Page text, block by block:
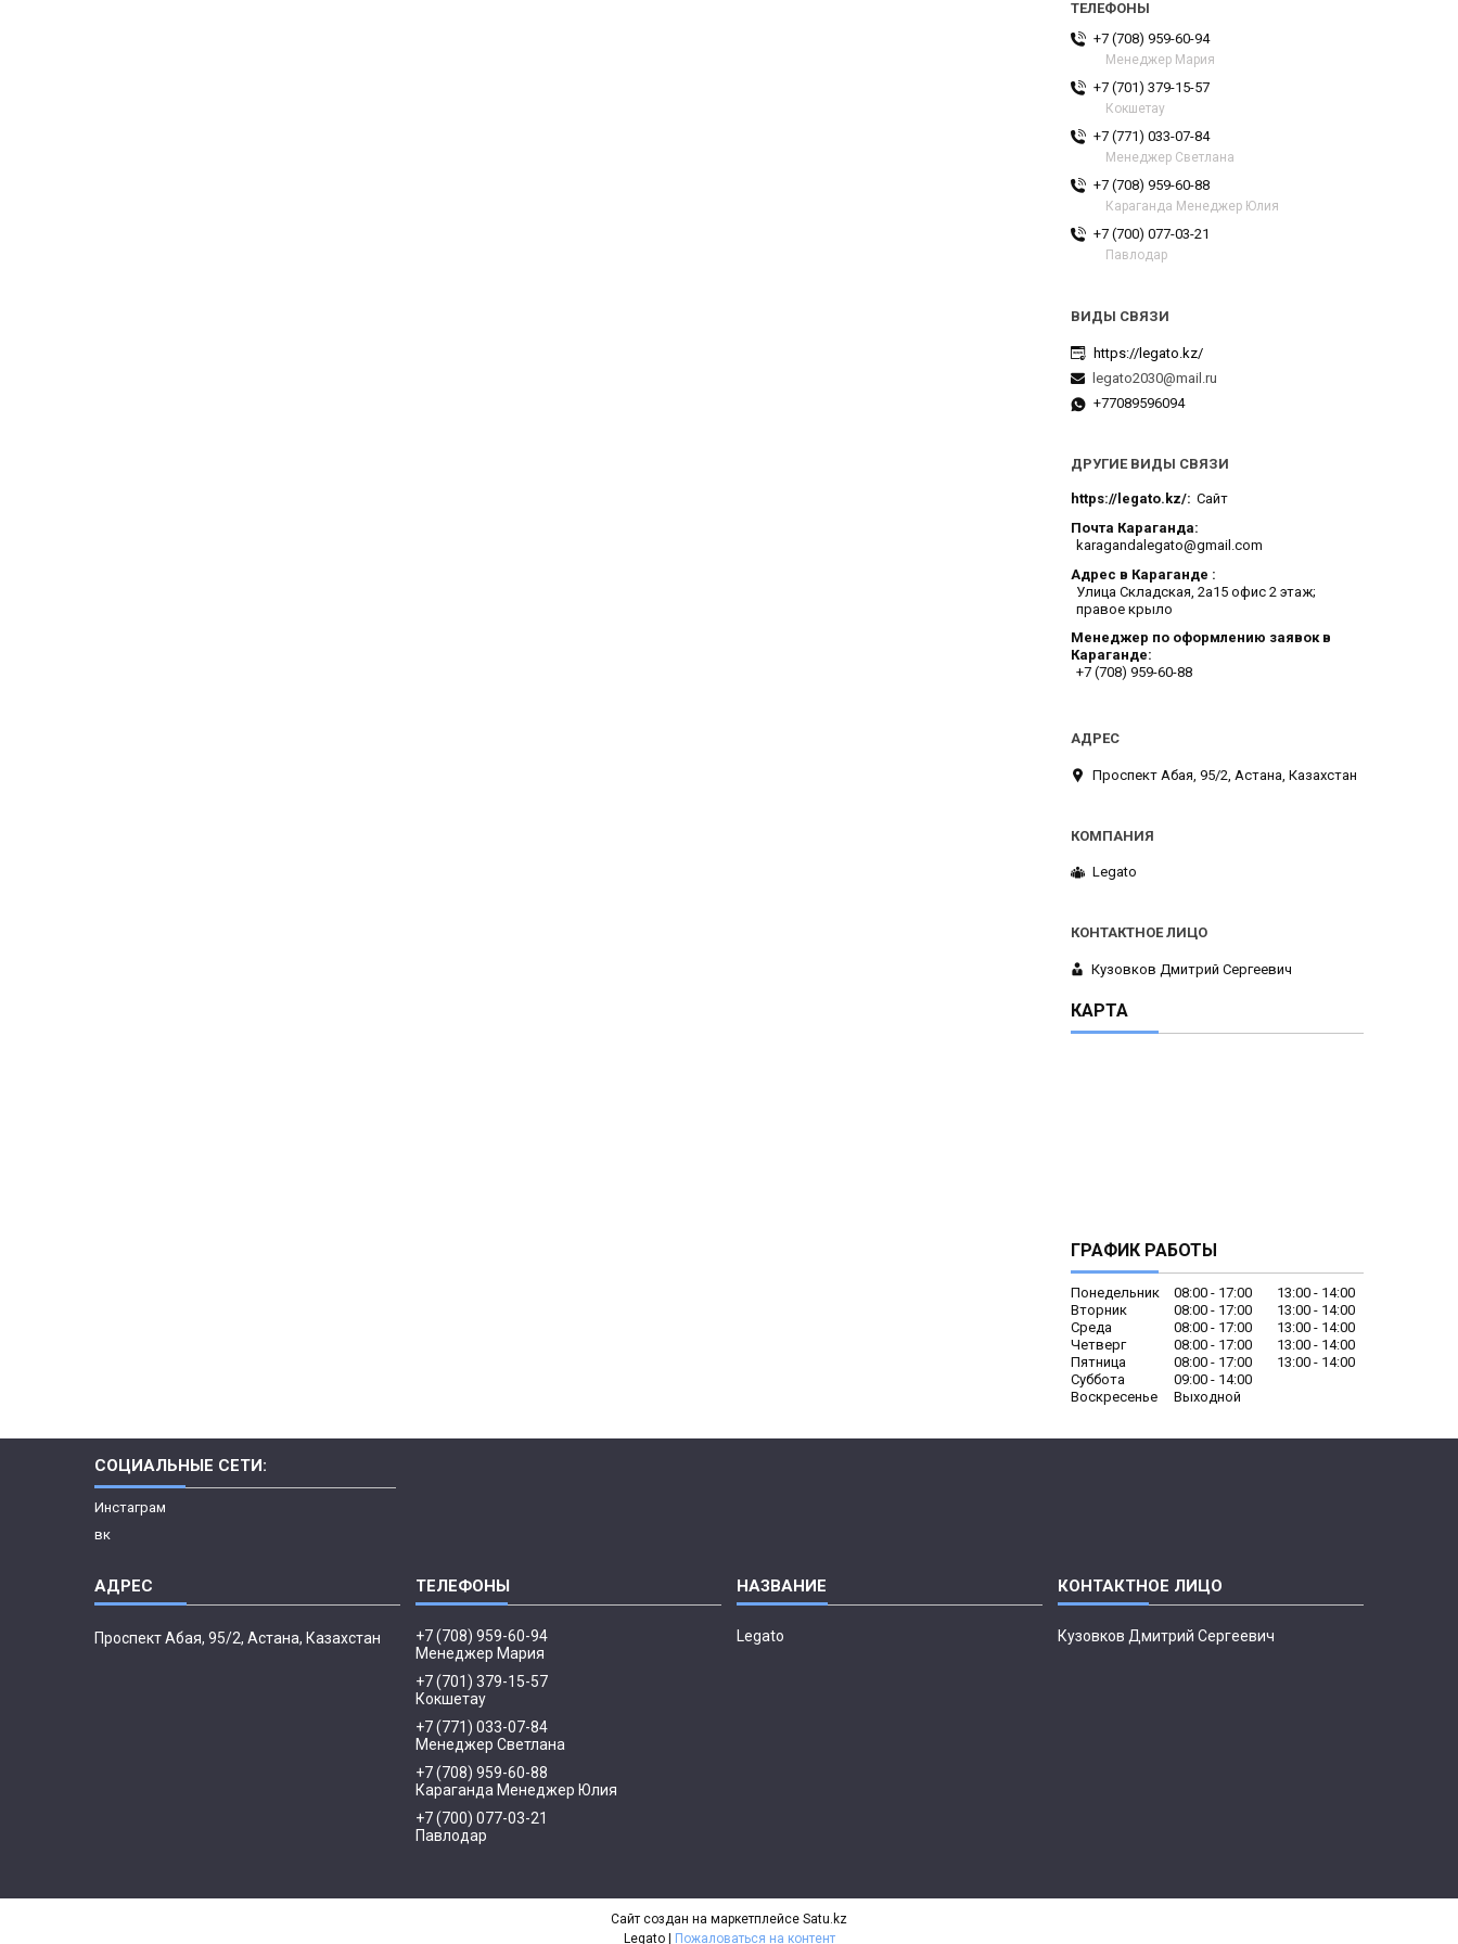
+7 (708) 959-60-94
Менеджер Мария
+7 (701) 379-15-57
Кокшетау
+7 (771) 033-07-84
Менеджер Светлана
+7 (708) 959-60-88
Караганда Менеджер Юлия
+7 (700) 077-03-21
Павлодар
https://legato.kz/
legato2030@mail.ru
+77089596094
ДРУГИЕ ВИДЫ СВЯЗИ
https://legato.kz/ Сайт
Почта Караганда
karagandalegato@gmail.com
Адрес в Караганде
​Улица Складская, 2а​15 офис 2 этаж;
правое крыло
Менеджер по оформлению заявок в
Караганде
+7 (708) 959-60-88
​Проспект Абая, 95/2, Астана, Казахстан
Legato
Кузовков Дмитрий Сергеевич
КАРТА
ГРАФИК РАБОТЫ
Понедельник 08:00 17:00 13:00
14:00
Вторник
08:00 17:00 13:00
14:00
Среда
08:00 17:00 13:00
14:00
Четверг
08:00 17:00 13:00
14:00
Пятница
08:00 17:00 13:00
14:00
Суббота
09:00
14:00
Воскресенье
Выходной
СОЦИАЛЬНЫЕ СЕТИ:
Инстаграм
вк
​Проспект Абая, 95/2, Астана, Казахстан
+7 (708) 959-60-94
Менеджер Мария
+7 (701) 379-15-57
Кокшетау
+7 (771) 033-07-84
Менеджер Светлана
+7 (708) 959-60-88
Караганда Менеджер Юлия
+7 (700) 077-03-21
Павлодар
Legato Кузовков Дмитрий Сергеевич
Сайт создан на маркетплейсе Satu.kz
Пожаловаться на контент